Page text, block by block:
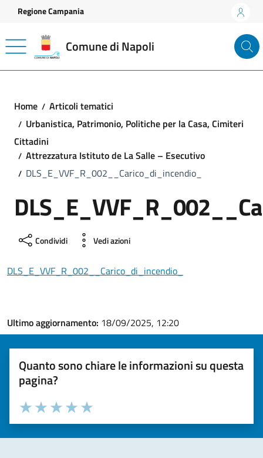
Vai ai contenuti
Vai al footer
Regione Campania
Comune di Napoli
Home
Articoli tematici
Urbanistica, Patrimonio, Politiche per la Casa, Cimiteri
Cittadini
Attrezzatura Istituto de La Salle – Esecutivo
DLS_E_VVF_R_002__Carico_di_incendio_
Condividi Vedi azioni
DLS_E_VVF_R_002__Carico_di_incendio_
Ultimo aggiornamento: 18/09/2025, 12:20
Quanto sono chiare le informazioni su questa
pagina?
Valuta la chiarezza delle informazioni (da 1 a 5 stelle)
Seleziona il numero di stelle per valutare la chiarezza delle
Valuta 5 stelle su 5
Valuta 4 stelle su 5
Valuta 3 stelle su 5
Valuta 2 stelle su 5
Valuta 1 stelle su 5